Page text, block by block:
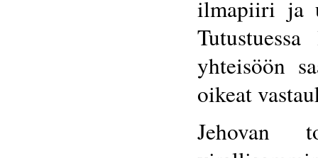
ilmapiiri ja
yhteisöön
oikeat
Jehovan